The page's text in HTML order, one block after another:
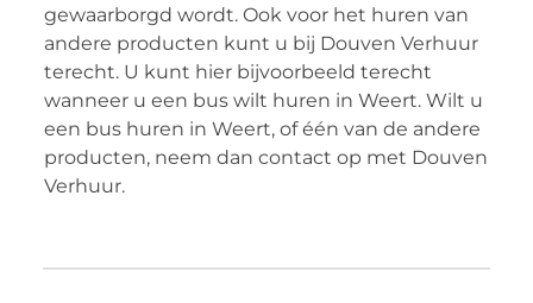
gewaarborgd wordt. Ook voor het huren van
andere producten kunt u bij Douven Verhuur
terecht. U kunt hier bijvoorbeeld terecht
wanneer u een bus wilt huren in Weert. Wilt u
een bus huren in Weert, of één van de andere
producten, neem dan contact op met Douven
Verhuur.